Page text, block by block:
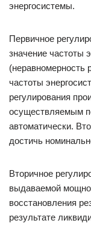
энергосистемы.
Первичное
значение частоты
(неравномерность
частоты
регулирования
осуществляемым
автоматически.
достичь
Вторичное
выдаваемой
восстановления
результате